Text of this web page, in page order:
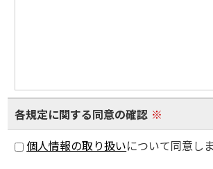
各規定に関する同意の確認 ※
個人情報の取り扱いについて同意し